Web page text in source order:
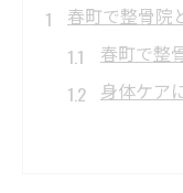
春町で整骨院
春町で整
身体ケア
整骨院併